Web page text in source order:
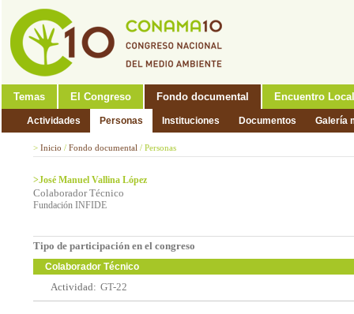
Temas El Congreso Fondo documental Encuentro Local
Actividades Personas Instituciones Documentos Galería
> Inicio / Fondo documental / Personas
>José Manuel Vallina López
Colaborador Técnico
Fundación INFIDE
Tipo de participación en el congreso
Colaborador Técnico
Actividad: GT-22